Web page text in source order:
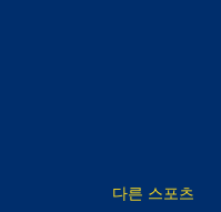
다른 스포츠